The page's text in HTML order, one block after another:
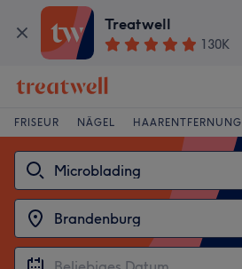
Treatwell
130K
FRISEUR NÄGEL HAARENTFERNUNG